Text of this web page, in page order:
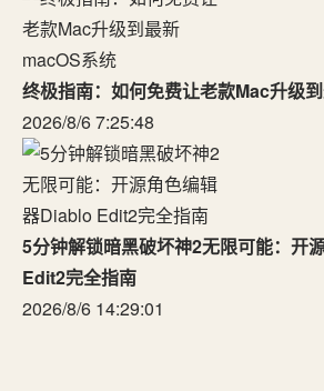
终极指南：如何免费让老款Mac升级
2026/8/6 7:25:48
5分钟解锁暗黑破坏神2无限可能：开
Edit2完全指南
2026/8/6 14:29:01